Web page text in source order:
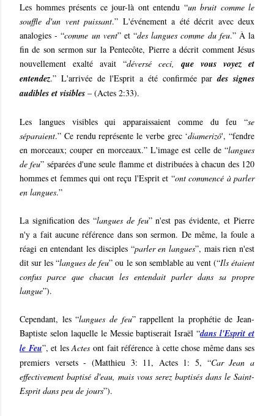
Les hommes présents ce jour-là ont entendu “un bruit comme le
souffle d'un vent puissant.” L'événement a été décrit avec deux
analogies - “comme un vent” et “des langues comme du feu.” À la
fin de son sermon sur la Pentecôte, Pierre a décrit comment Jésus
nouvellement exalté avait “déversé ceci, que vous voyez et
entendez.” L'arrivée de l'Esprit a été confirmée pardes signes
audibles et visibles – (Actes 2:33).
Les langues visibles qui apparaissaient comme du feu “se
séparaient.” Ce rendu représente le verbe grec ‘diamerizô', “fendre
en morceaux; couper en morceaux.” L'image est celle de “langues
de feu” séparées d'une seule flamme et distribuées à chacun des 120
hommes et femmes qui ont reçu l'Esprit et “ont commencé à parler
en langues.”
La signification des “langues de feu” n'est pas évidente, et Pierre
n'y a fait aucune référence dans son sermon. De même, la foule a
réagi en entendant les disciples “parler en langues”, mais rien n'est
dit sur les “langues de feu” ou le son semblable au vent (“Ils étaient
confus parce que chacun les entendait parler dans sa propre
langue”).
Cependant, les “langues de feu” rappellent la prophétie de Jean-
Baptiste selon laquelle le Messie baptiserait Israël “dans l'Esprit et
le Feu”, et lesActes ont fait référence à cette chose même dans ses
premiers versets - (Matthieu 3: 11, Actes 1: 5, “Car Jean a
effectivement baptisé d'eau, mais vous serez baptisés dans le Saint-
Esprit dans peu de jours”).